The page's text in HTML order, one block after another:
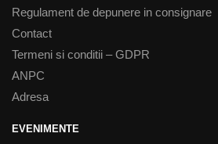
Regulament de depunere in consignare
Contact
Termeni si conditii – GDPR
ANPC
Adresa
EVENIMENTE